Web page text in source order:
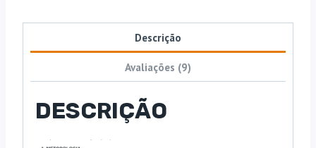
Mege
Descrição
Avaliações (9)
DESCRIÇÃO